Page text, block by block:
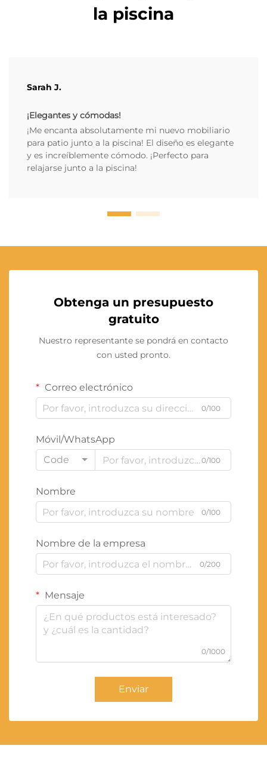
la piscina
Sarah J.
¡Elegantes y cómodas!
¡Me encanta absolutamente mi nuevo mobiliario
para patio junto a la piscina! El diseño es elegante
y es increíblemente cómodo. ¡Perfecto para
relajarse junto a la piscina!
Obtenga un presupuesto
gratuito
Nuestro representante se pondrá en contacto
con usted pronto.
Correo electrónico
0/100
Móvil/WhatsApp
Code
0/100
Nombre
0/100
Nombre de la empresa
0/200
Mensaje
0/1000
Enviar